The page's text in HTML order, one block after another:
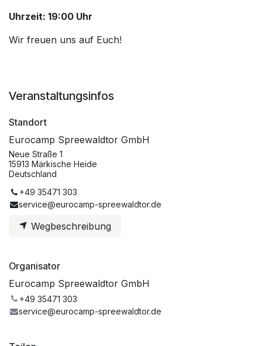
Uhrzeit: 19:00 Uhr
Wir freuen uns auf Euch!
Veranstaltungsinfos
Standort
Eurocamp Spreewaldtor GmbH
Neue Straße 1
15913 Märkische Heide
Deutschland
+49 35471 303
service@eurocamp-spreewaldtor.de
Wegbeschreibung
Organisator
Eurocamp Spreewaldtor GmbH
+49 35471 303
service@eurocamp-spreewaldtor.de